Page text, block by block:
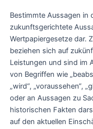
Bestimmte Aussagen in
zukunftsgerichtete
Wertpapiergesetze dar.
beziehen sich auf
Leistungen und sind im
von Begriffen wie
„wird“, „voraussehen“,
oder an Aussagen zu
historischen Fakten
auf den aktuellen